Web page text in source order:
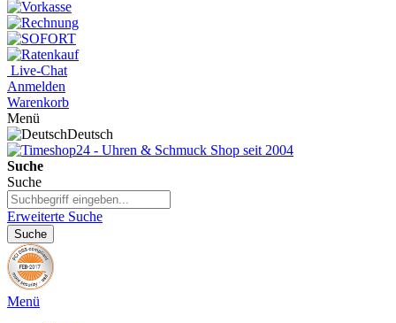
Live-Chat
Anmelden
Warenkorb
Menü
Deutsch
Suche
Suche
Erweiterte Suche
Suche
Menü